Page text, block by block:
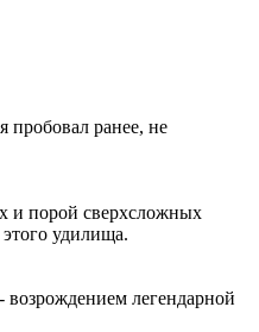
пробовал ранее, не
и порой сверхсложных
удилища.
легендарной